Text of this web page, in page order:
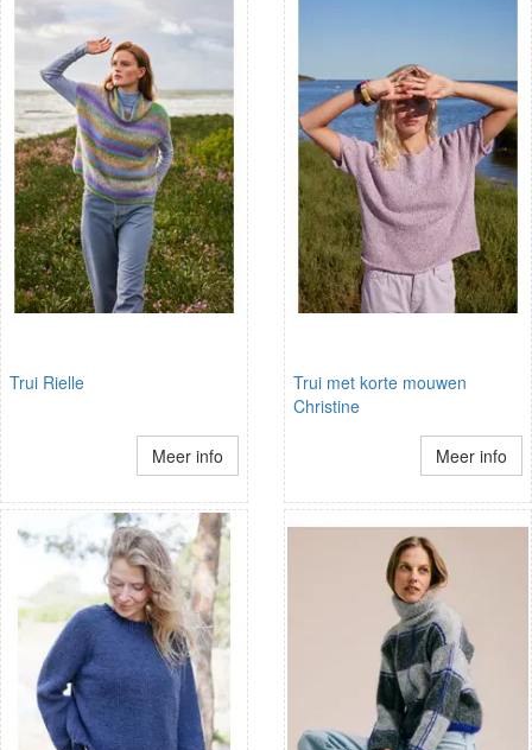
Trui Rielle
Meer info
Trui met korte mouwen
Christine
Meer info